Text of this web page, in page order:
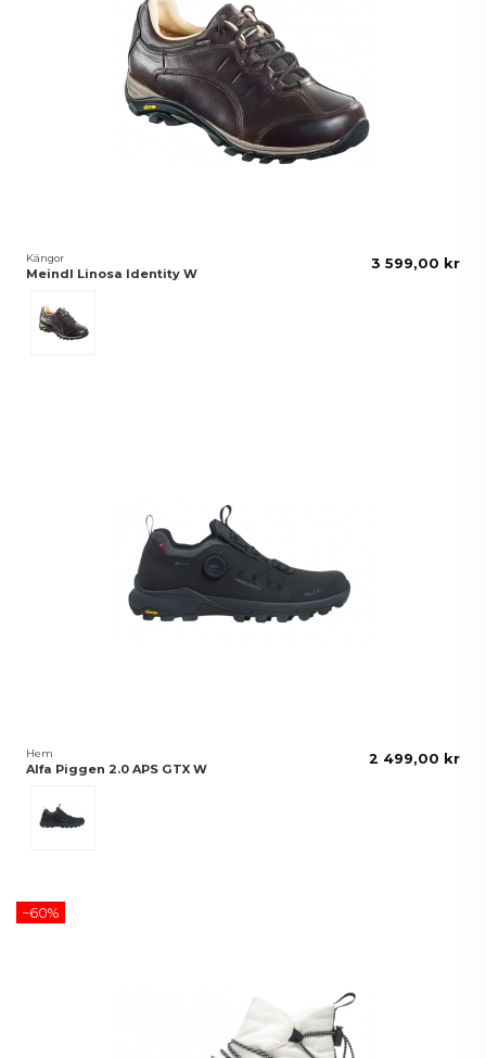
Kängor
Meindl Linosa Identity W
3 599,00 kr
Hem
Alfa Piggen 2.0 APS GTX W
2 499,00 kr
−60%